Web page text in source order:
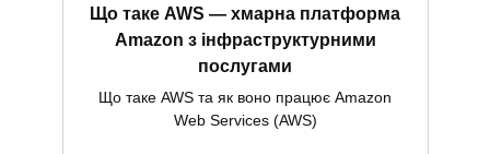
Що таке AWS — хмарна платформа
Amazon з інфраструктурними
послугами
Що таке AWS та як воно працює Amazon
Web Services (AWS)